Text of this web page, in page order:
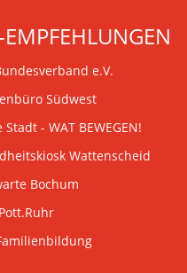
e.V.
Südwest
Stadt - WAT BEWEGEN!
Wattenscheid
Bochum